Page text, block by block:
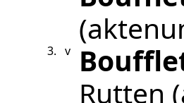
3. v
Rutten